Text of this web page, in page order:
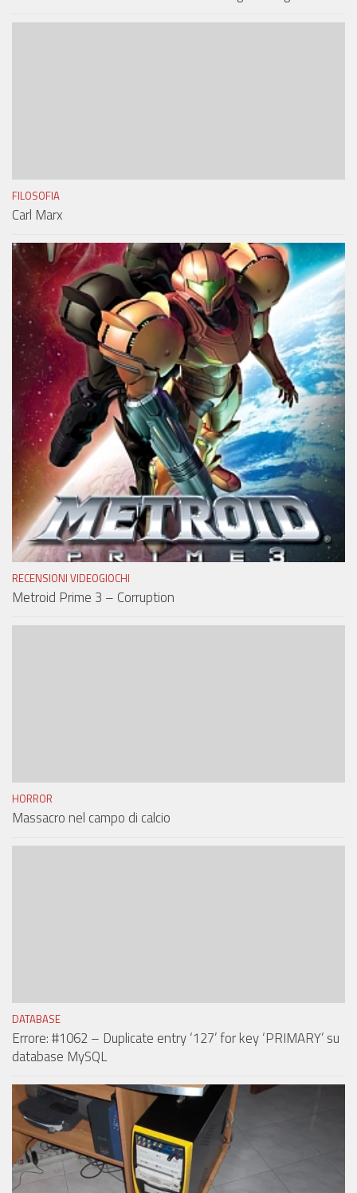
FILOSOFIA
Carl Marx
RECENSIONI VIDEOGIOCHI
Metroid Prime 3 – Corruption
HORROR
Massacro nel campo di calcio
DATABASE
Errore: #1062 – Duplicate entry ‘127’ for key ‘PRIMARY’ su
database MySQL